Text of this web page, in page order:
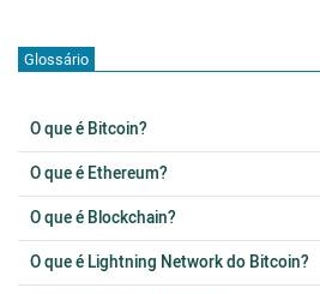
Glossário
O que é Bitcoin?
O que é Ethereum?
O que é Blockchain?
O que é Lightning Network do Bitcoin?